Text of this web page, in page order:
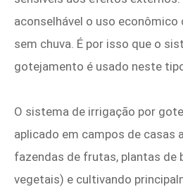
aconselhável o uso econômico
sem chuva. É por isso que o
gotejamento é usado neste
O sistema de irrigação por
aplicado em campos de casas
fazendas de frutas, plantas de
vegetais) e cultivando